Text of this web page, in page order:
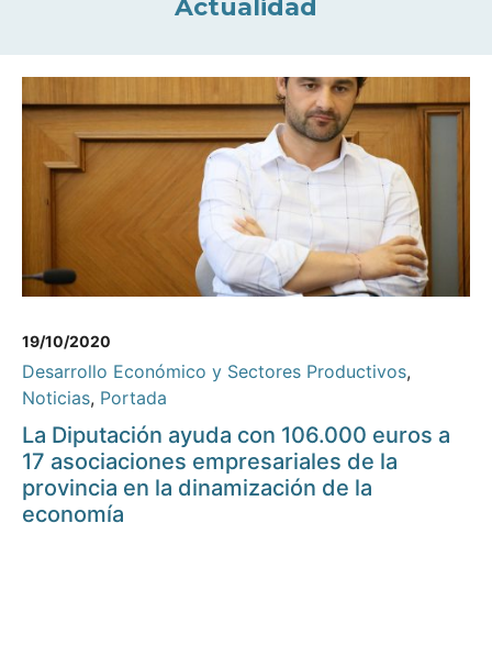
Actualidad
19/10/2020
Desarrollo Económico y Sectores Productivos,
Noticias, Portada
La Diputación ayuda con 106.000 euros a
17 asociaciones empresariales de la
provincia en la dinamización de la
economía